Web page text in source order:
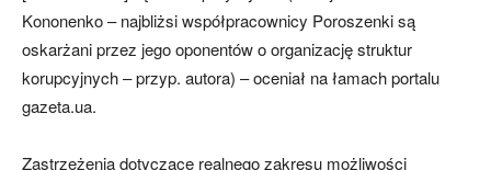
Kononenko – najbliżsi współpracownicy Poroszenki są
oskarżani przez jego oponentów o organizację struktur
korupcyjnych – przyp. autora) – oceniał na łamach portalu
gazeta.ua.
Zastrzeżenia dotyczące realnego zakresu możliwości